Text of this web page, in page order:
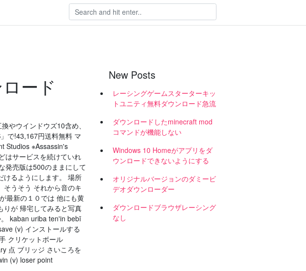
ード
やウインドウズ10含め、
で!43,167円送料無料 マ
Studios ※Assassin's
はサービスを続けていれ
発売版は500のままにして
けるようにします。 場所
そうそう それから音のキ
最新の１０では 他にも黄
りが 帰宅してみると写真
kaban uriba ten'in bebī
(v) インストールする
クリケットボール
点 ブリッジ さいころを
(v) loser point
New Posts
レーシングゲームスターターキッ
トユニティ無料ダウンロード急流
ダウンロードしたminecraft mod
コマンドが機能しない
Windows 10 Homeがアプリをダ
ウンロードできないようにする
オリジナルバージョンのダミービ
デオダウンローダー
ダウンロードブラウザレーシング
なし